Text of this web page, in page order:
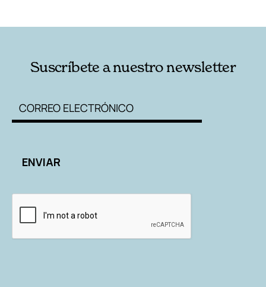
Suscríbete a nuestro newsletter